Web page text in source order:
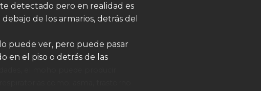
detectado pero en realidad es
de los armarios, detrás del
puede ver, pero puede pasar
en el piso o detrás de las